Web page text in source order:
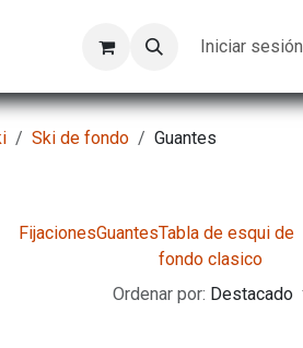
Trabajos Iniciar sesión
Ski de fondo Guantes
FijacionesGuantesTabla de esqui de
fondo clasico
Ordenar por: Destacado